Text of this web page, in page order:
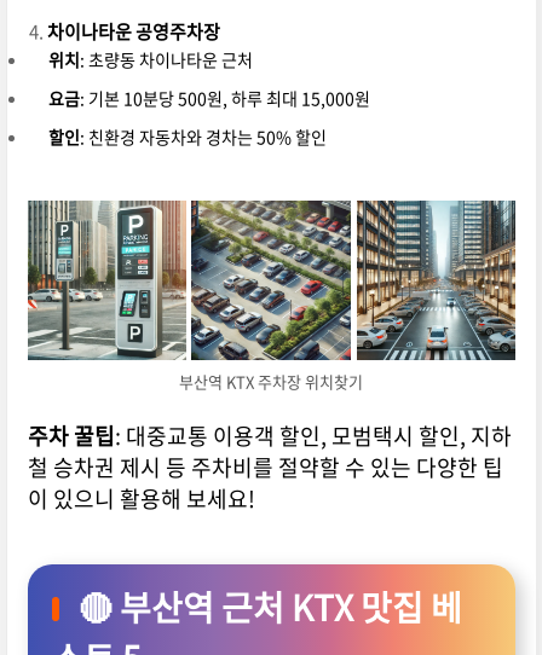
차이나타운 공영주차장
위치: 초량동 차이나타운 근처
요금: 기본 10분당 500원, 하루 최대 15,000원
할인: 친환경 자동차와 경차는 50% 할인
부산역 KTX 주차장 위치찾기
주차 꿀팁: 대중교통 이용객 할인, 모범택시 할인, 지하
철 승차권 제시 등 주차비를 절약할 수 있는 다양한 팁
이 있으니 활용해 보세요!
🔴 부산역 근처 KTX 맛집 베